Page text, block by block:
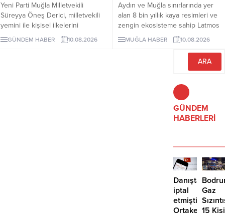
Yeni Parti Muğla Milletvekili
Süreyya Öneş Derici, milletvekili
yemini ile kişisel ilkelerini
hatırlatarak çerçeve yasa teklifine
“hayır” oyu vereceğini açıkladı.
GÜNDEM HABER 10.08.2026
Aydın ve Muğla sınırlarında yer
alan 8 bin yıllık kaya resimleri ve
zengin ekosisteme sahip Latmos
Dağları'nda, mahkeme tarafından
ÇED'i iptal edilen Falp RES projesi
için yeniden süreç başlatılırken,
projenin enerji iletim hattı için çok
kamulaştırma kararı alınması
bölgede binlerce ağacın kesilmesi
MUĞLA HABER 10.08.2026
GÜNDEM
HABERLERİ
Danıştay
iptal
etmişti:
Ortakent’te
Gaz
15 Kişi